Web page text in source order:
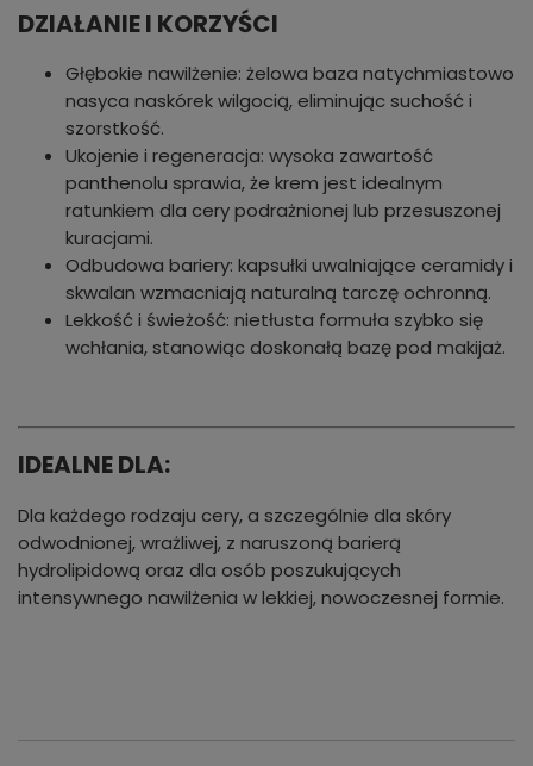
DZIAŁANIE I KORZYŚCI
Głębokie nawilżenie: żelowa baza natychmiastowo
nasyca naskórek wilgocią, eliminując suchość i
szorstkość.
Ukojenie i regeneracja: wysoka zawartość
panthenolu sprawia, że krem jest idealnym
ratunkiem dla cery podrażnionej lub przesuszonej
kuracjami.
Odbudowa bariery: kapsułki uwalniające ceramidy i
skwalan wzmacniają naturalną tarczę ochronną.
Lekkość i świeżość: nietłusta formuła szybko się
wchłania, stanowiąc doskonałą bazę pod makijaż.
IDEALNE DLA:
Dla każdego rodzaju cery, a szczególnie dla skóry
odwodnionej, wrażliwej, z naruszoną barierą
hydrolipidową oraz dla osób poszukujących
intensywnego nawilżenia w lekkiej, nowoczesnej formie.